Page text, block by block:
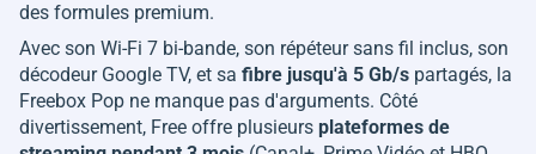
des formules premium.
Avec son Wi-Fi 7 bi-bande, son répéteur sans fil inclus, son
décodeur Google TV, et sa fibre jusqu'à 5 Gb/s partagés, la
Freebox Pop ne manque pas d'arguments. Côté
divertissement, Free offre plusieurs plateformes de